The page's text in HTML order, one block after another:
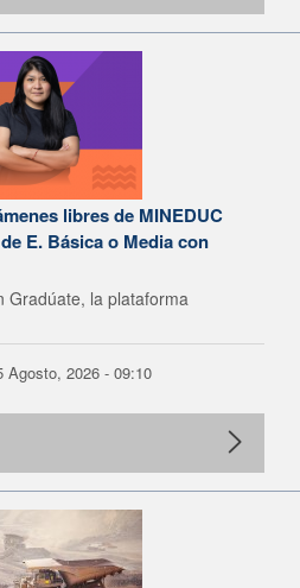
libres de MINEDUC
E. Básica o Media con
Gradúate, la plataforma
Agosto, 2026 - 09:10